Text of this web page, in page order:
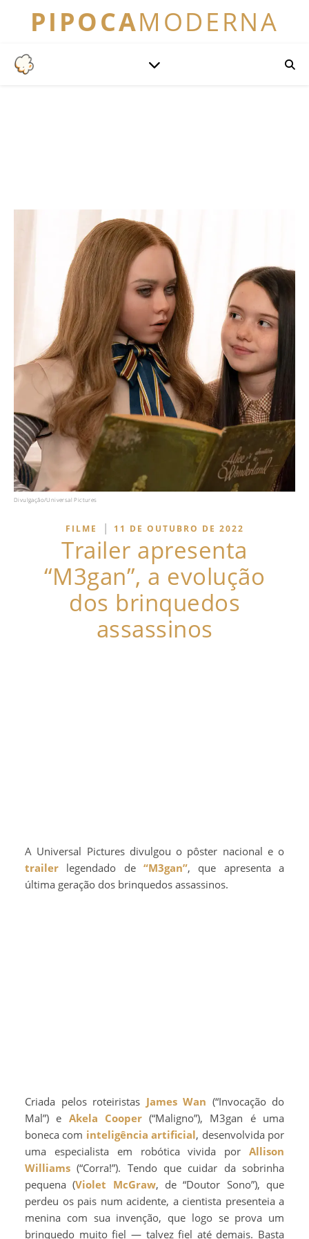
PIPOCAMODERNA
Divulgação/Universal Pictures
FILME | 11 DE OUTUBRO DE 2022
Trailer apresenta
“M3gan”, a evolução
dos brinquedos
assassinos
A Universal Pictures divulgou o pôster nacional e o
trailer legendado de “M3gan”, que apresenta a
última geração dos brinquedos assassinos.
Criada pelos roteiristas James Wan (“Invocação do
Mal”) e Akela Cooper(“Maligno”), M3gan é uma
boneca com inteligência artificial, desenvolvida por
uma especialista em robótica vivida por Allison
Williams (“Corra!”). Tendo que cuidar da sobrinha
pequena (Violet McGraw, de “Doutor Sono”), que
perdeu os pais num acidente, a cientista presenteia a
menina com sua invenção, que logo se prova um
brinquedo muito fiel — talvez fiel até demais. Basta